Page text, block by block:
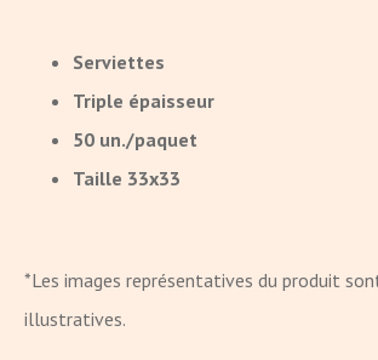
Serviettes
Triple épaisseur
50 un./paquet
Taille 33x33
*Les images représentatives du produit
illustratives.